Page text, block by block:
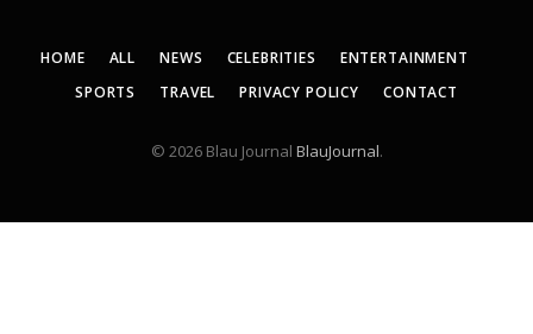
HOME ALL NEWS CELEBRITIES
ENTERTAINMENT
SPORTS
TRAVEL PRIVACY POLICY CONTACT
© 2026 Blau Journal BlauJournal.